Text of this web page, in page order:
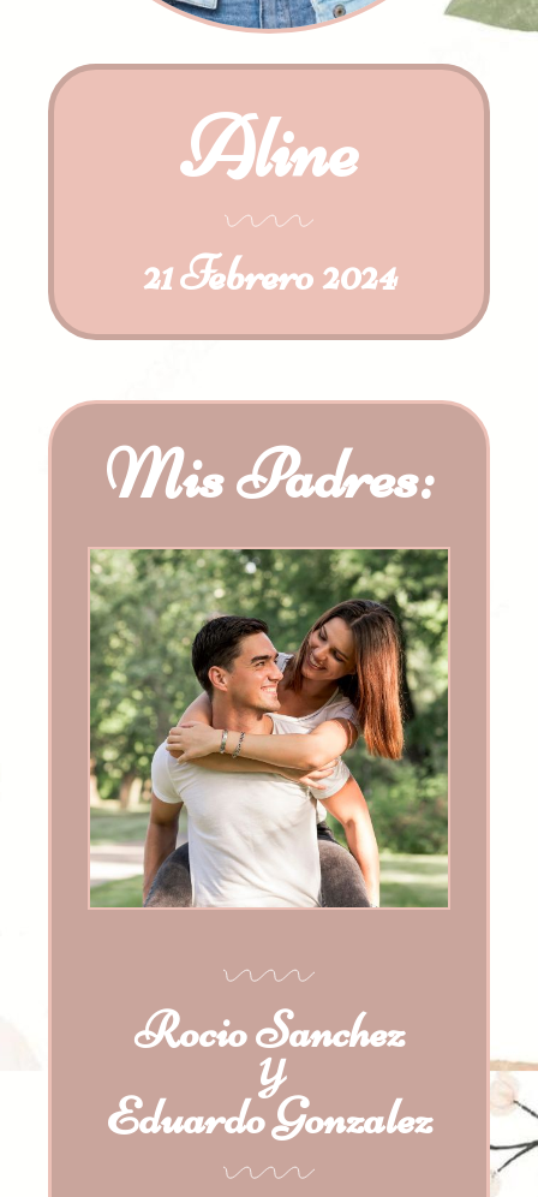
Aline
21 Febrero 2024
Mis Padres:
Rocio Sanchez
Y
Eduardo Gonzalez